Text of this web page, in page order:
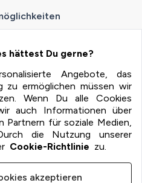
hättest Du gerne?
Angebote, das
zu ermöglichen müssen wir
Wenn Du alle Cookies
auch Informationen über
Partnern für soziale Medien,
die Nutzung unserer
Cookie-Richtlinie zu.
akzeptieren